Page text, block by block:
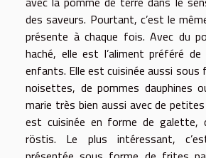
des saveurs. Pourtant, c’est le
présente à chaque fois. Avec du
haché, elle est l’aliment préféré
enfants. Elle est cuisinée aussi sous
noisettes, de pommes dauphines
marie très bien aussi avec de
est cuisinée en forme de galette,
röstis. Le plus intéressant,